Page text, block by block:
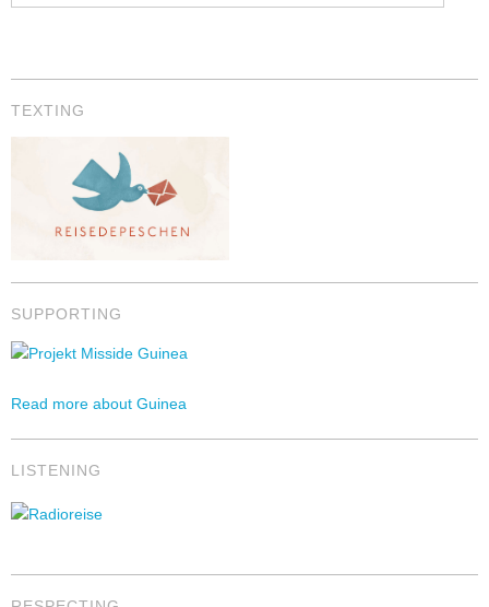
TEXTING
SUPPORTING
Read more about Guinea
LISTENING